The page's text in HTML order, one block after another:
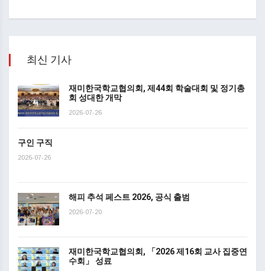
최신 기사
재미한국학교협의회, 제44회 학술대회 및 정기총
회 성대한 개막
2026-07-26
구인 구직
2026-07-26
해피 추석 페스트 2026, 공식 출범
2026-07-20
재미한국학교협의회, 「2026 제16회 교사 집중연
수회」 성료